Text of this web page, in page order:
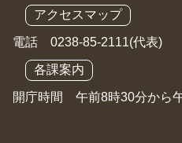
アクセスマップ
電話 0238-85-2111(代表)
各課案内
開庁時間 午前8時30分から